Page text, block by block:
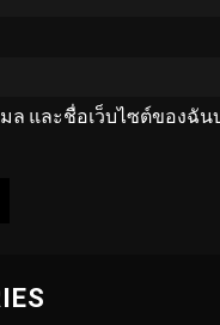
ล และชื่อเว็บไซต์ของฉั